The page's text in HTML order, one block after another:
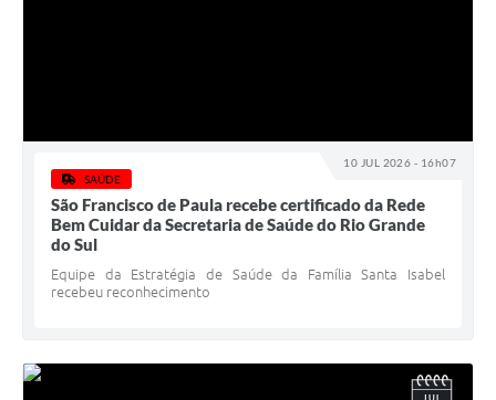
10 JUL 2026 - 16h07
SAÚDE
São Francisco de Paula recebe certificado da Rede
Bem Cuidar da Secretaria de Saúde do Rio Grande
do Sul
Equipe da Estratégia de Saúde da Família Santa Isabel
recebeu reconhecimento